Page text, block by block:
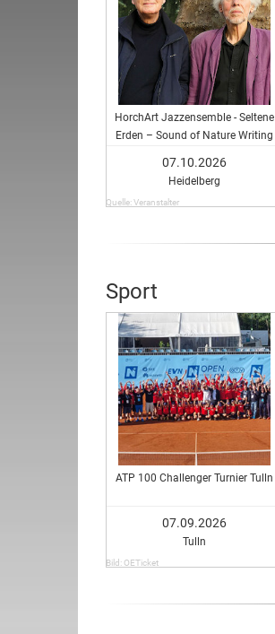
HorchArt Jazzensemble - Seltene
Erden – Sound of Nature Writing
07.10.2026
Heidelberg
Quelle: Veranstalter
Sport
ATP 100 Challenger Turnier Tulln
07.09.2026
Tulln
Bild: OETicket